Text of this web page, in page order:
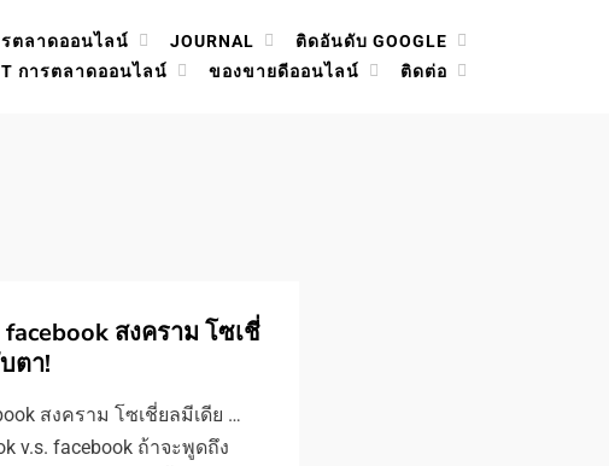
ตลาดออนไลน์ JOURNAL
ติดอันดับ GOOGLE
การตลาดออนไลน์ ของขายดีออนไลน์ ติดต่อ
สงคราม โซเชี่
ตา!
สงคราม โซเชี่ยลมีเดีย …
v.s. facebook ถ้าจะพูดถึง